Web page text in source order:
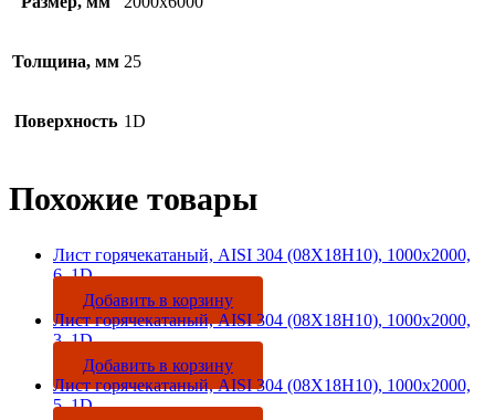
Толщина, мм 25
Поверхность 1D
Похожие товары
Лист горячекатаный, AISI 304 (08Х18Н10), 1000х2000,
6, 1D
Добавить в корзину
Лист горячекатаный, AISI 304 (08Х18Н10), 1000х2000,
3, 1D
Добавить в корзину
Лист горячекатаный, AISI 304 (08Х18Н10), 1000х2000,
5, 1D